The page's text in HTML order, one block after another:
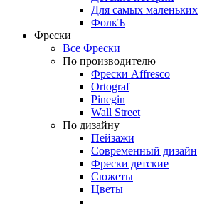
Для самых маленьких
ФолкЪ
Фрески
Все Фрески
По производителю
Фрески Affresco
Ortograf
Pinegin
Wall Street
По дизайну
Пейзажи
Современный дизайн
Фрески детские
Сюжеты
Цветы